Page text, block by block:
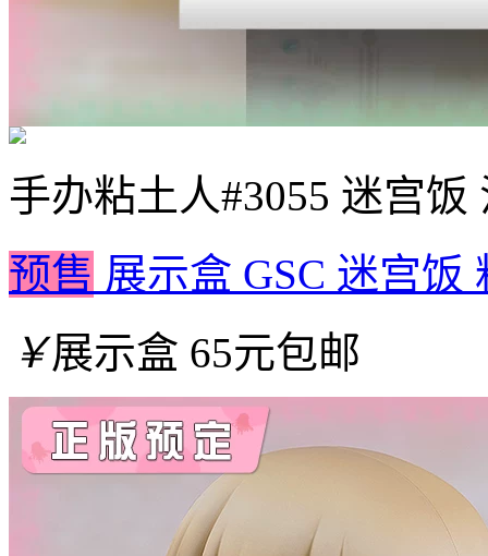
手办粘土人#3055 迷宫
预售 展示盒 GSC 迷宫
￥展示盒 65元包邮